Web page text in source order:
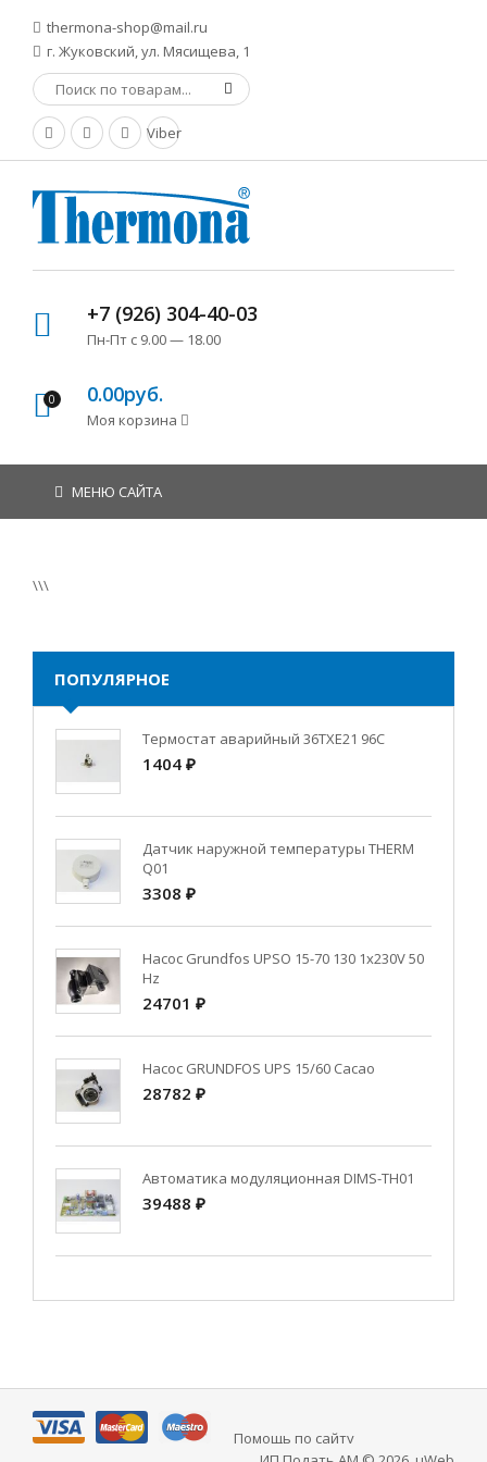
thermona-shop@mail.ru
г. Жуковский, ул. Мясищева, 1
Viber
+7 (926) 304-40-03
Пн-Пт с 9.00 — 18.00
0 0.00руб.
Моя корзина
МЕНЮ САЙТА
\\\
ПОПУЛЯРНОЕ
Термостат аварийный 36TXE21 96C
1404 ₽
Датчик наружной температуры THERM
Q01
3308 ₽
Насос Grundfos UPSO 15-70 130 1x230V 50
Hz
24701 ₽
Насос GRUNDFOS UPS 15/60 Cacao
28782 ₽
Автоматика модуляционная DIMS-TH01
39488 ₽
Помощь по сайту